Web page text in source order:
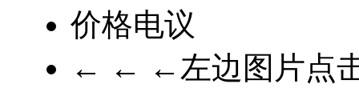
价格电议
← ← ←左边图片点